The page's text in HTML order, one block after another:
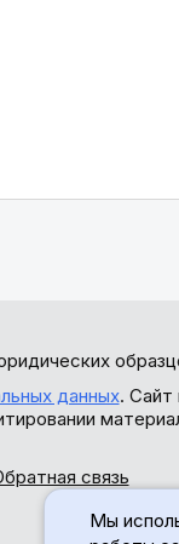
данных. Сайт
связь
Мы